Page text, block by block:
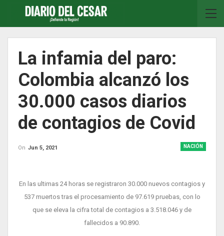
La infamia del paro:
Colombia alcanzó los
30.000 casos diarios
de contagios de Covid
NACIÓN
On Jun 5, 2021
En las ultimas 24 horas se registraron 30.000 nuevos contagios y
537 muertos tras el procesamiento de 97.619 pruebas, con lo
que se eleva la cifra total de contagios a 3.518.046 y de
fallecidos a 90.890.